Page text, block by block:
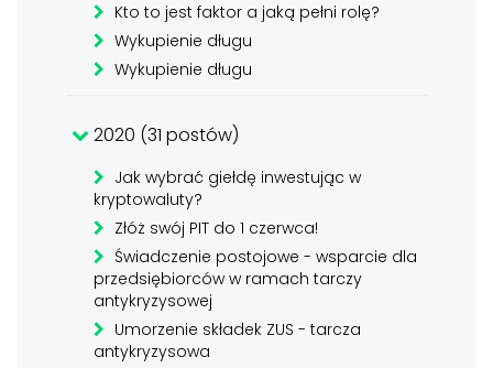
Kto to jest faktor a jaką pełni rolę?
Wykupienie długu
Wykupienie długu
2020 (31 postów)
Jak wybrać giełdę inwestując w
kryptowaluty?
Złóż swój PIT do 1 czerwca!
Świadczenie postojowe - wsparcie dla
przedsiębiorców w ramach tarczy
antykryzysowej
Umorzenie składek ZUS - tarcza
antykryzysowa